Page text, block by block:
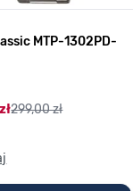
MTP-1302PD-
299,00 zł